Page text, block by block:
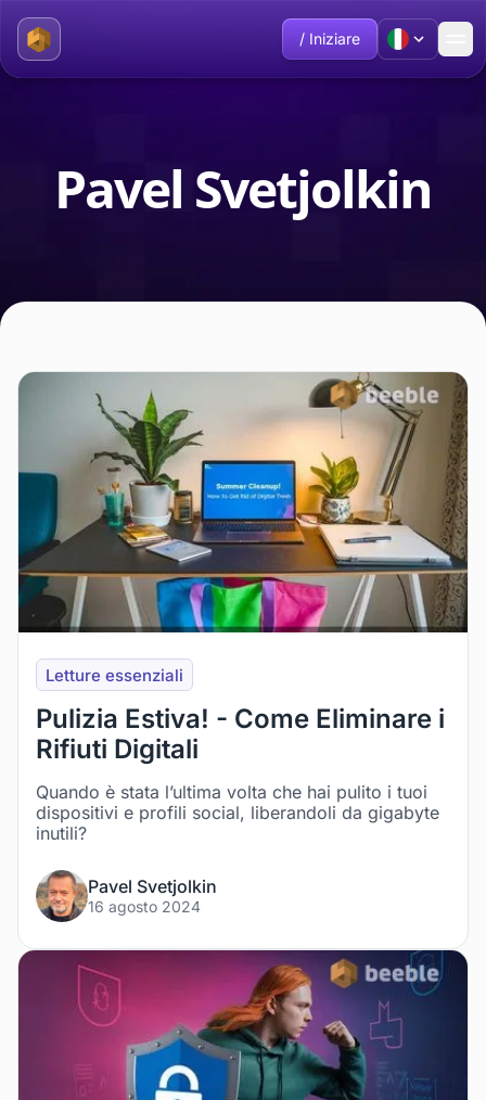
/ Iniziare
Pavel Svetjolkin
Letture essenziali
Pulizia Estiva! - Come Eliminare i
Rifiuti Digitali
Quando è stata l’ultima volta che hai pulito i tuoi
dispositivi e profili social, liberandoli da gigabyte
inutili?
Pavel Svetjolkin
16 agosto 2024